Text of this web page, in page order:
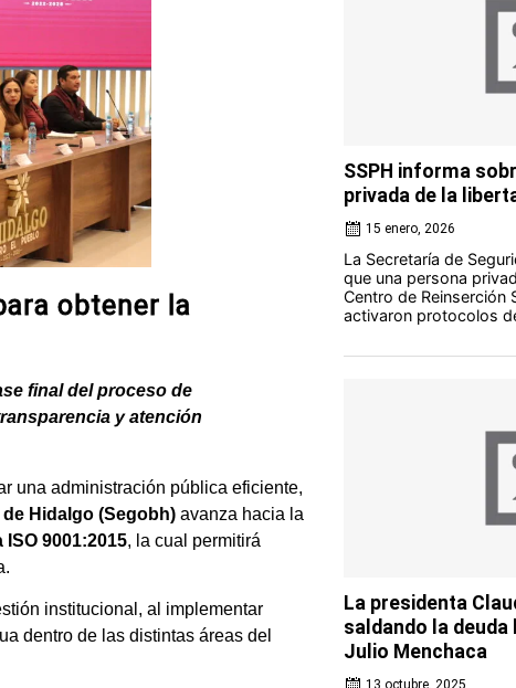
obtener la
final del proceso de
y atención
una administración pública eficiente,
Hidalgo (Segobh) avanza hacia la
9001:2015, la cual permitirá
institucional, al implementar
dentro de las distintas áreas del
SSPH informa
privada de la
15 enero, 2026
La Secretaría de
que una persona
Centro de Reinserción
activaron protocolos
La presidenta
saldando la
Julio Menchaca
13 octubre, 2025